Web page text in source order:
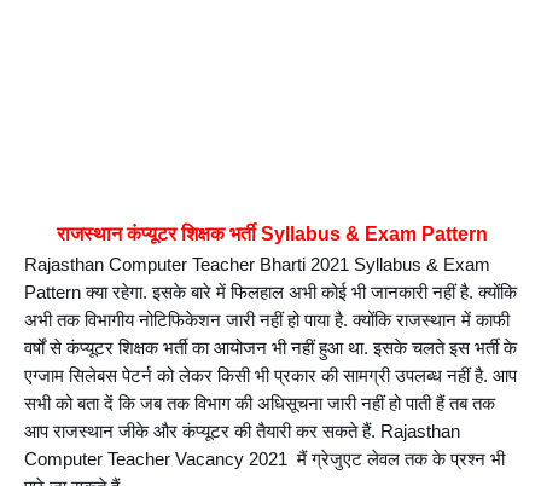
राजस्थान कंप्यूटर शिक्षक भर्ती Syllabus & Exam Pattern
Rajasthan Computer Teacher Bharti 2021 Syllabus & Exam
Pattern क्या रहेगा. इसके बारे में फिलहाल अभी कोई भी जानकारी नहीं है. क्योंकि
अभी तक विभागीय नोटिफिकेशन जारी नहीं हो पाया है. क्योंकि राजस्थान में काफी
वर्षों से कंप्यूटर शिक्षक भर्ती का आयोजन भी नहीं हुआ था. इसके चलते इस भर्ती के
एग्जाम सिलेबस पेटर्न को लेकर किसी भी प्रकार की सामग्री उपलब्ध नहीं है. आप
सभी को बता दें कि जब तक विभाग की अधिसूचना जारी नहीं हो पाती हैं तब तक
आप राजस्थान जीके और कंप्यूटर की तैयारी कर सकते हैं. Rajasthan
Computer Teacher Vacancy 2021  मैं ग्रेजुएट लेवल तक के प्रश्न भी